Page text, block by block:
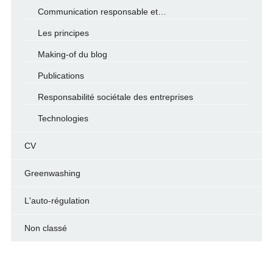
Communication responsable et…
Les principes
Making-of du blog
Publications
Responsabilité sociétale des entreprises
Technologies
CV
Greenwashing
L'auto-régulation
Non classé